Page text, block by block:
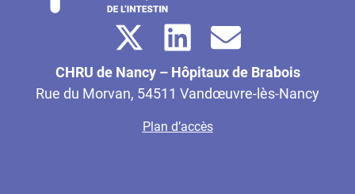
CHRU de Nancy – Hôpitaux de Brabois
Rue du Morvan, 54511 Vandœuvre-lès-Nancy
Plan d’accès